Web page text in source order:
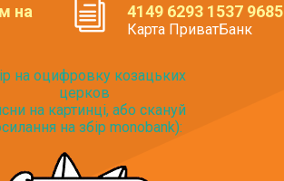
на 4149 6293 1537 9685
Карта ПриватБанк
на оцифровку козацьких
церков
на картинці, або скануй
на збір monobank):